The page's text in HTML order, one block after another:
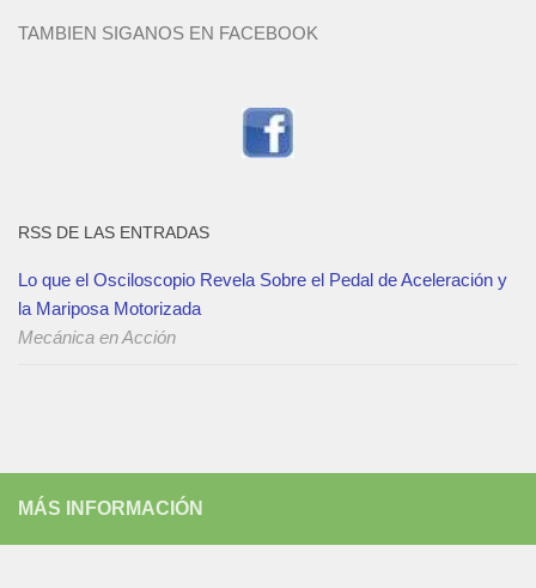
TAMBIEN SIGANOS EN FACEBOOK
RSS DE LAS ENTRADAS
Lo que el Osciloscopio Revela Sobre el Pedal de Aceleración y
la Mariposa Motorizada
Mecánica en Acción
MÁS INFORMACIÓN